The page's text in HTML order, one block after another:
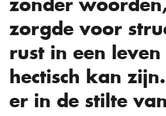
zorgde voor
rust in een
hectisch kan
er in de stilte